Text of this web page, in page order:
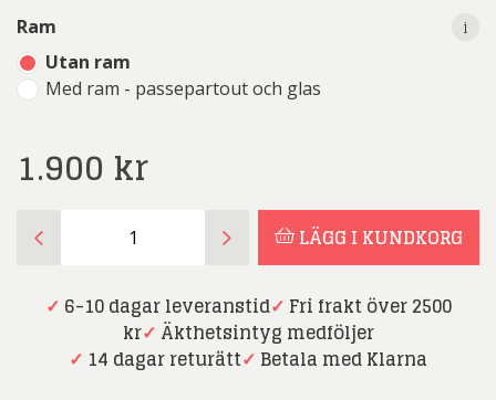
Ram
Utan ram
Med ram - passepartout och glas
i
1.900 kr
i
Hultman
LÄGG I KUNDKORG
✓ 6-10 dagar leveranstid✓ Fri frakt över 2500
kr✓ Äkthetsintyg medföljer
✓ 14 dagar returätt✓ Betala med Klarna